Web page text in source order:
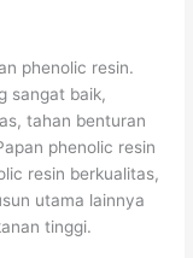
phenolic resin.
sangat baik,
tahan benturan
phenolic resin
resin berkualitas,
utama lainnya
tinggi.